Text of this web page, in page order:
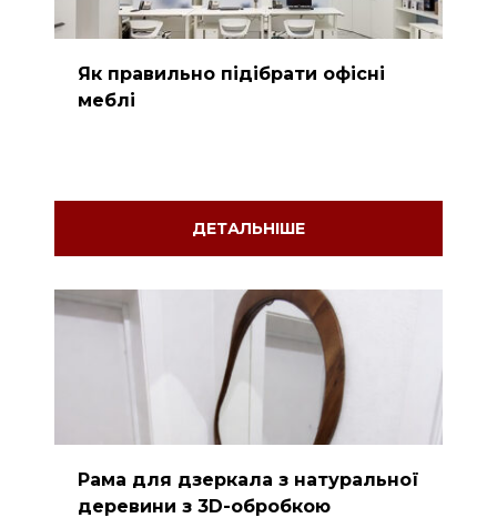
Як правильно підібрати офісні
меблі
ДЕТАЛЬНІШЕ
Рама для дзеркала з натуральної
деревини з 3D-обробкою